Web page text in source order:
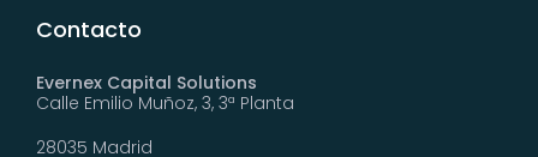
Contacto
Evernex Capital Solutions
Calle Emilio Muñoz, 3, 3ª Planta
28035 Madrid